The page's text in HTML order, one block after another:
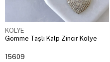
KOLYE
Gömme Taşlı Kalp Zincir Kolye
15609